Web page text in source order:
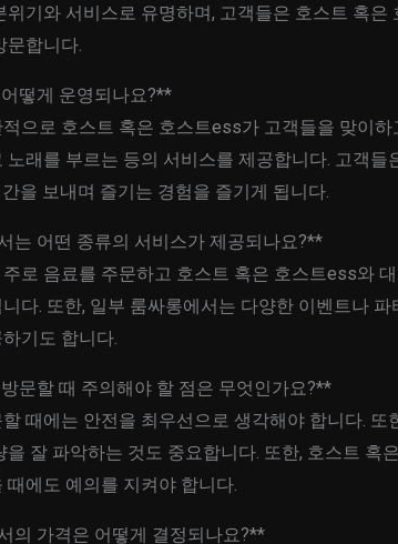
위기와 서비스로 유명하며, 고객들은 호스트 혹은
문합니다.
떻게 운영되나요?**
으로 호스트 혹은 호스트ess가 고객들을 맞이하
노래를 부르는 등의 서비스를 제공합니다. 고객들
을 보내며 즐기는 경험을 즐기게 됩니다.
는 어떤 종류의 서비스가 제공되나요?**
로 음료를 주문하고 호스트 혹은 호스트ess와
다. 또한, 일부 룸싸롱에서는 다양한 이벤트나
기도 합니다.
문할 때 주의해야 할 점은 무엇인가요?**
때에는 안전을 최우선으로 생각해야 합니다. 또
을 잘 파악하는 것도 중요합니다. 또한, 호스트 혹
때에도 예의를 지켜야 합니다.
의 가격은 어떻게 결정되나요?**